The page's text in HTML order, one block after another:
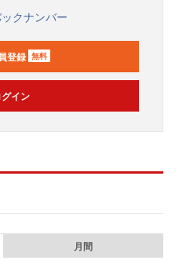
クナンバー
登録 無料
グイン
月間